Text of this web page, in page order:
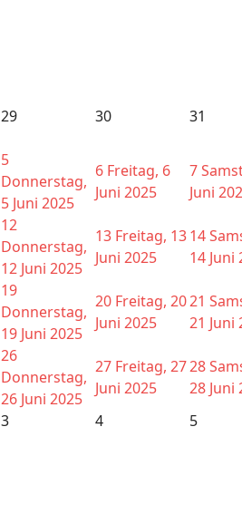
29 30 31
5
Donnerstag,
5 Juni 2025
6 Freitag, 6
Juni 2025
7
Juni
12
Donnerstag,
12 Juni 2025
13 Freitag, 13
Juni 2025
14
14 Juni
19
Donnerstag,
19 Juni 2025
20 Freitag, 20
Juni 2025
21
21 Juni
26
Donnerstag,
26 Juni 2025
27 Freitag, 27
Juni 2025
28
28 Juni
3 4 5